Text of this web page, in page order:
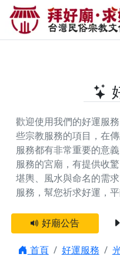
高雄市提供光
求好運 找到與
歡迎使用我們的好運服
些宗教服務的項目，在
服務都有非常重要的意
服務的宮廟，有提供收
堪輿、風水與命名的需
服務，幫您祈求好運，
好廟公告
首頁 好運服務